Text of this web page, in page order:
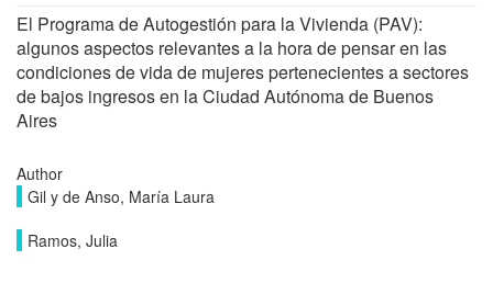
El Programa de Autogestión para la Vivienda (PAV):
algunos aspectos relevantes a la hora de pensar en las
condiciones de vida de mujeres pertenecientes a sectores
de bajos ingresos en la Ciudad Autónoma de Buenos
Aires
Author
Gil y de Anso, María Laura
Ramos, Julia